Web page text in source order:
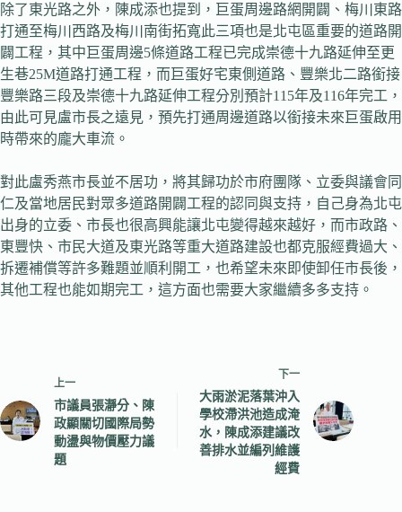
除了東光路之外，陳成添也提到，巨蛋周邊路網開闢、梅川東路
打通至梅川西路及梅川南街拓寬此三項也是北屯區重要的道路開
闢工程，其中巨蛋周邊5條道路工程已完成崇德十九路延伸至更
生巷25M道路打通工程，而巨蛋好宅東側道路、豐樂北二路銜接
豐樂路三段及崇德十九路延伸工程分別預計115年及116年完工，
由此可見盧市長之遠見，預先打通周邊道路以銜接未來巨蛋啟用
時帶來的龐大車流。
對此盧秀燕市長並不居功，將其歸功於市府團隊、立委與議會同
仁及當地居民對眾多道路開闢工程的認同與支持，自己身為北屯
出身的立委、市長也很高興能讓北屯變得越來越好，而市政路、
東豐快、市民大道及東光路等重大道路建設也都克服經費過大、
拆遷補償等許多難題並順利開工，也希望未來即使卸任市長後，
其他工程也能如期完工，這方面也需要大家繼續多多支持。
上一
市議員張瀞分、陳
政顯關切國際局勢
動盪與物價壓力議
題
下一
大雨淤泥落葉沖入
學校滯洪池造成淹
水，陳成添建議改
善排水並編列維護
經費